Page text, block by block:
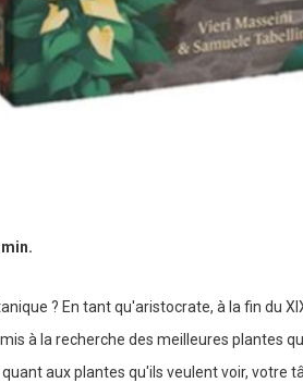
? En tant qu'aristocrate, à la fin du
à la recherche des meilleures plantes
aux plantes qu'ils veulent voir, votre